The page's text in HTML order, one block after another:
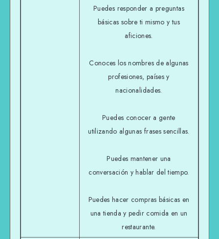
Puedes responder a preguntas
básicas sobre ti mismo y tus
aficiones.
Conoces los nombres de algunas
profesiones, países y
nacionalidades.
Puedes conocer a gente
utilizando algunas frases sencillas.
Puedes mantener una
conversación y hablar del tiempo.
Puedes hacer compras básicas en
una tienda y pedir comida en un
restaurante.